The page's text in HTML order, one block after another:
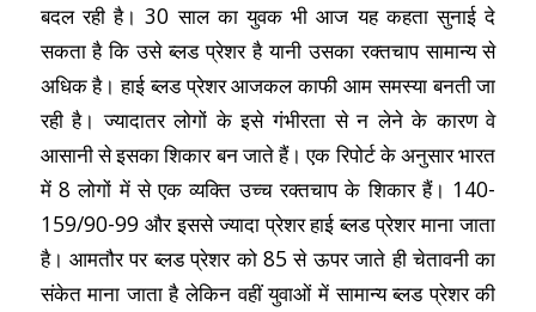
बदल रही है। 30 साल का युवक भी आज यह कहता सुनाई दे
सकता है कि उसे ब्लड प्रेशर है यानी उसका रक्तचाप सामान्य से
अधिक है। हाई ब्लड प्रेशर आजकल काफी आम समस्या बनती जा
रही है। ज्यादातर लोगों के इसे गंभीरता से न लेने के कारण वे
आसानी से इसका शिकार बन जाते हैं। एक रिपोर्ट के अनुसार भारत
में 8 लोगों में से एक व्यक्ति उच्च रक्तचाप के शिकार हैं। 140-
159/90-99 और इससे ज्यादा प्रेशर हाई ब्लड प्रेशर माना जाता
है। आमतौर पर ब्‍लड प्रेशर को 85 से ऊपर जाते ही चेतावनी का
संकेत माना जाता है लेकिन वहीं युवाओं में सामान्य ब्लड प्रेशर की